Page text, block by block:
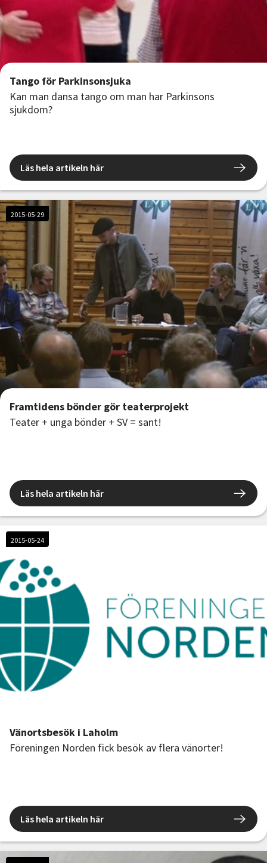
Tango för Parkinsonsjuka
Kan man dansa tango om man har Parkinsons
sjukdom?
Läs hela artikeln här
2015-05-29
Framtidens bönder gör teaterprojekt
Teater + unga bönder + SV = sant!
Läs hela artikeln här
2015-05-24
Vänortsbesök i Laholm
Föreningen Norden fick besök av flera vänorter!
Läs hela artikeln här